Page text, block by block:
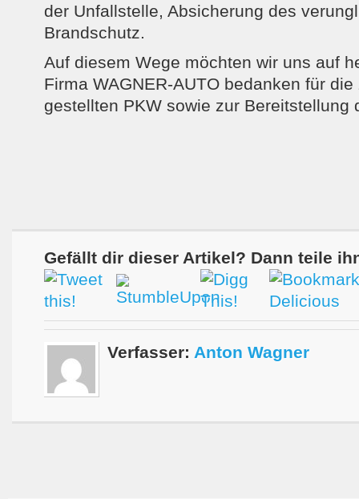
der Unfallstelle, Absicherung des
Brandschutz.
Auf diesem Wege möchten wir uns auf
Firma WAGNER-AUTO bedanken für
gestellten PKW sowie zur Bereitstellung
Gefällt dir dieser Artikel? Dann teile
Verfasser: Anton Wagner